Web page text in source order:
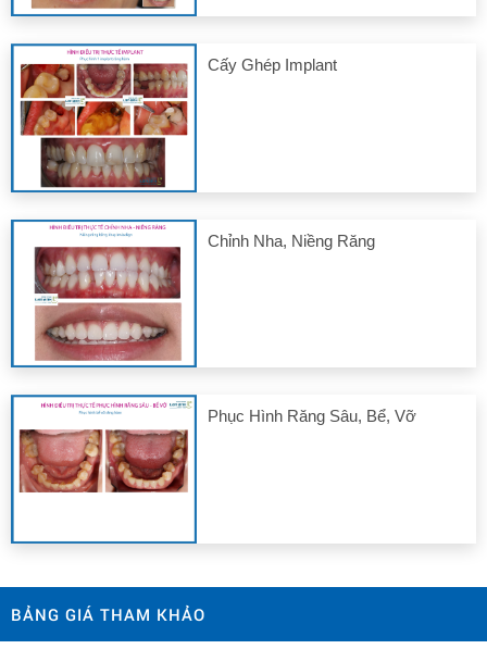
Cấy Ghép Implant
Chỉnh Nha, Niềng Răng
Phục Hình Răng Sâu, Bể, Vỡ
BẢNG GIÁ THAM KHẢO